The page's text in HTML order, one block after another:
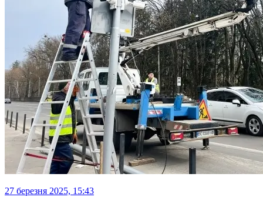
27 березня 2025, 15:43